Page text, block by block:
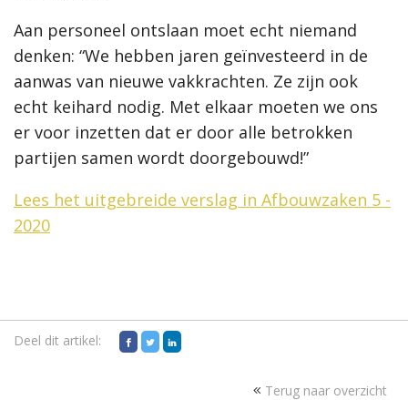
Aan personeel ontslaan moet echt niemand
denken: “We hebben jaren geïnvesteerd in de
aanwas van nieuwe vakkrachten. Ze zijn ook
echt keihard nodig. Met elkaar moeten we ons
er voor inzetten dat er door alle betrokken
partijen samen wordt doorgebouwd!”
Lees het uitgebreide verslag in Afbouwzaken 5 -
2020
Deel dit artikel:
Terug naar overzicht